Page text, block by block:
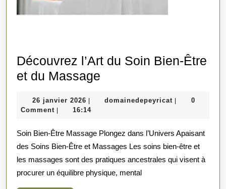
Découvrez l’Art du Soin Bien-Être
et du Massage
du
Bien-
Être
et
du
26 janvier 2026 26
janvier
| domainedepeyricat |
0
Comment | 16:14
Soin Bien-Être Massage Plongez dans l’Univers Apaisant
des Soins Bien-Être et Massages Les soins bien-être et
les massages sont des pratiques ancestrales qui visent à
procurer un équilibre physique, mental